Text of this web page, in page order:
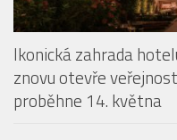
Ikonická zahrada
znovu otevře
proběhne 14. května